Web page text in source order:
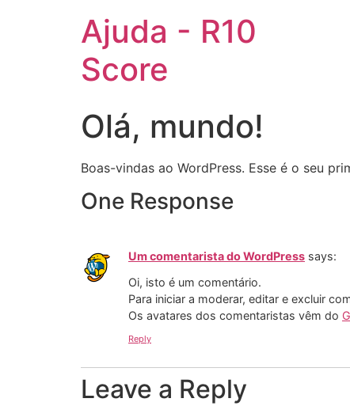
Ajuda - R10
Score
Olá, mundo!
Boas-vindas ao WordPress. Esse é o seu
One Response
Um comentarista do WordPress says:
Oi, isto é um comentário.
Para iniciar a moderar, editar e excluir
Os avatares dos comentaristas vêm do
Reply
Leave a Reply